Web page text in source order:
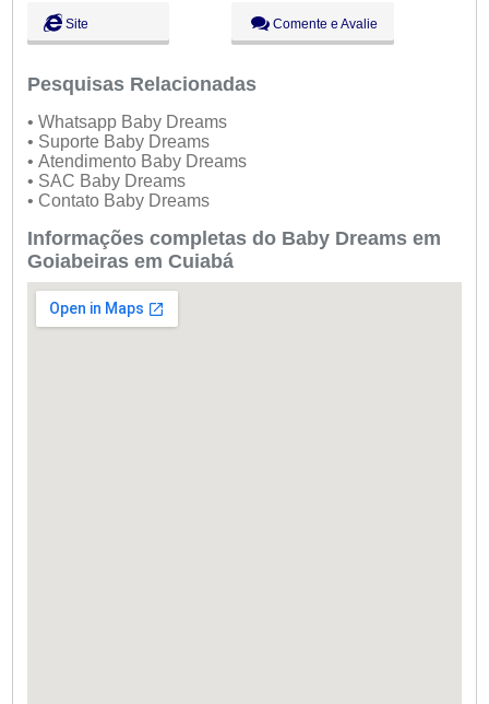
Sáb:
Dom:
Fechado
Site Comente e Avalie
Pesquisas Relacionadas
• Whatsapp Baby Dreams
• Suporte Baby Dreams
• Atendimento Baby Dreams
• SAC Baby Dreams
• Contato Baby Dreams
Informações completas do Baby Dreams em
Goiabeiras em Cuiabá